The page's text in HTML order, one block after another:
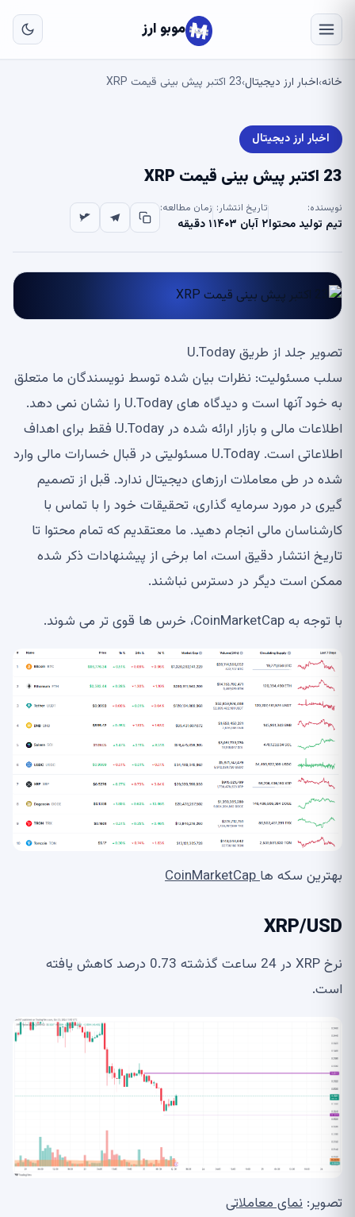
موبو ارز
خانه›اخبار ارز دیجیتال›23 اکتبر پیش بینی قیمت XRP
اخبار ارز دیجیتال
23 اکتبر پیش بینی قیمت XRP
نویسنده:
تیم تولید محتوا
تاریخ انتشار:
۲ آبان ۱۴۰۳
زمان مطالعه:
۱ دقیقه
تصویر جلد از طریق U.Today
سلب مسئولیت: نظرات بیان شده توسط نویسندگان ما متعلق
به خود آنها است و دیدگاه های U.Today را نشان نمی دهد.
اطلاعات مالی و بازار ارائه شده در U.Today فقط برای اهداف
اطلاعاتی است. U.Today مسئولیتی در قبال خسارات مالی وارد
شده در طی معاملات ارزهای دیجیتال ندارد. قبل از تصمیم
گیری در مورد سرمایه گذاری، تحقیقات خود را با تماس با
کارشناسان مالی انجام دهید. ما معتقدیم که تمام محتوا تا
تاریخ انتشار دقیق است، اما برخی از پیشنهادات ذکر شده
ممکن است دیگر در دسترس نباشند.
با توجه به CoinMarketCap، خرس ها قوی تر می شوند.
بهترین سکه هاCoinMarketCap
XRP/USD
نرخ XRP در 24 ساعت گذشته 0.73 درصد کاهش یافته
است.
تصویر: نمای معاملاتی